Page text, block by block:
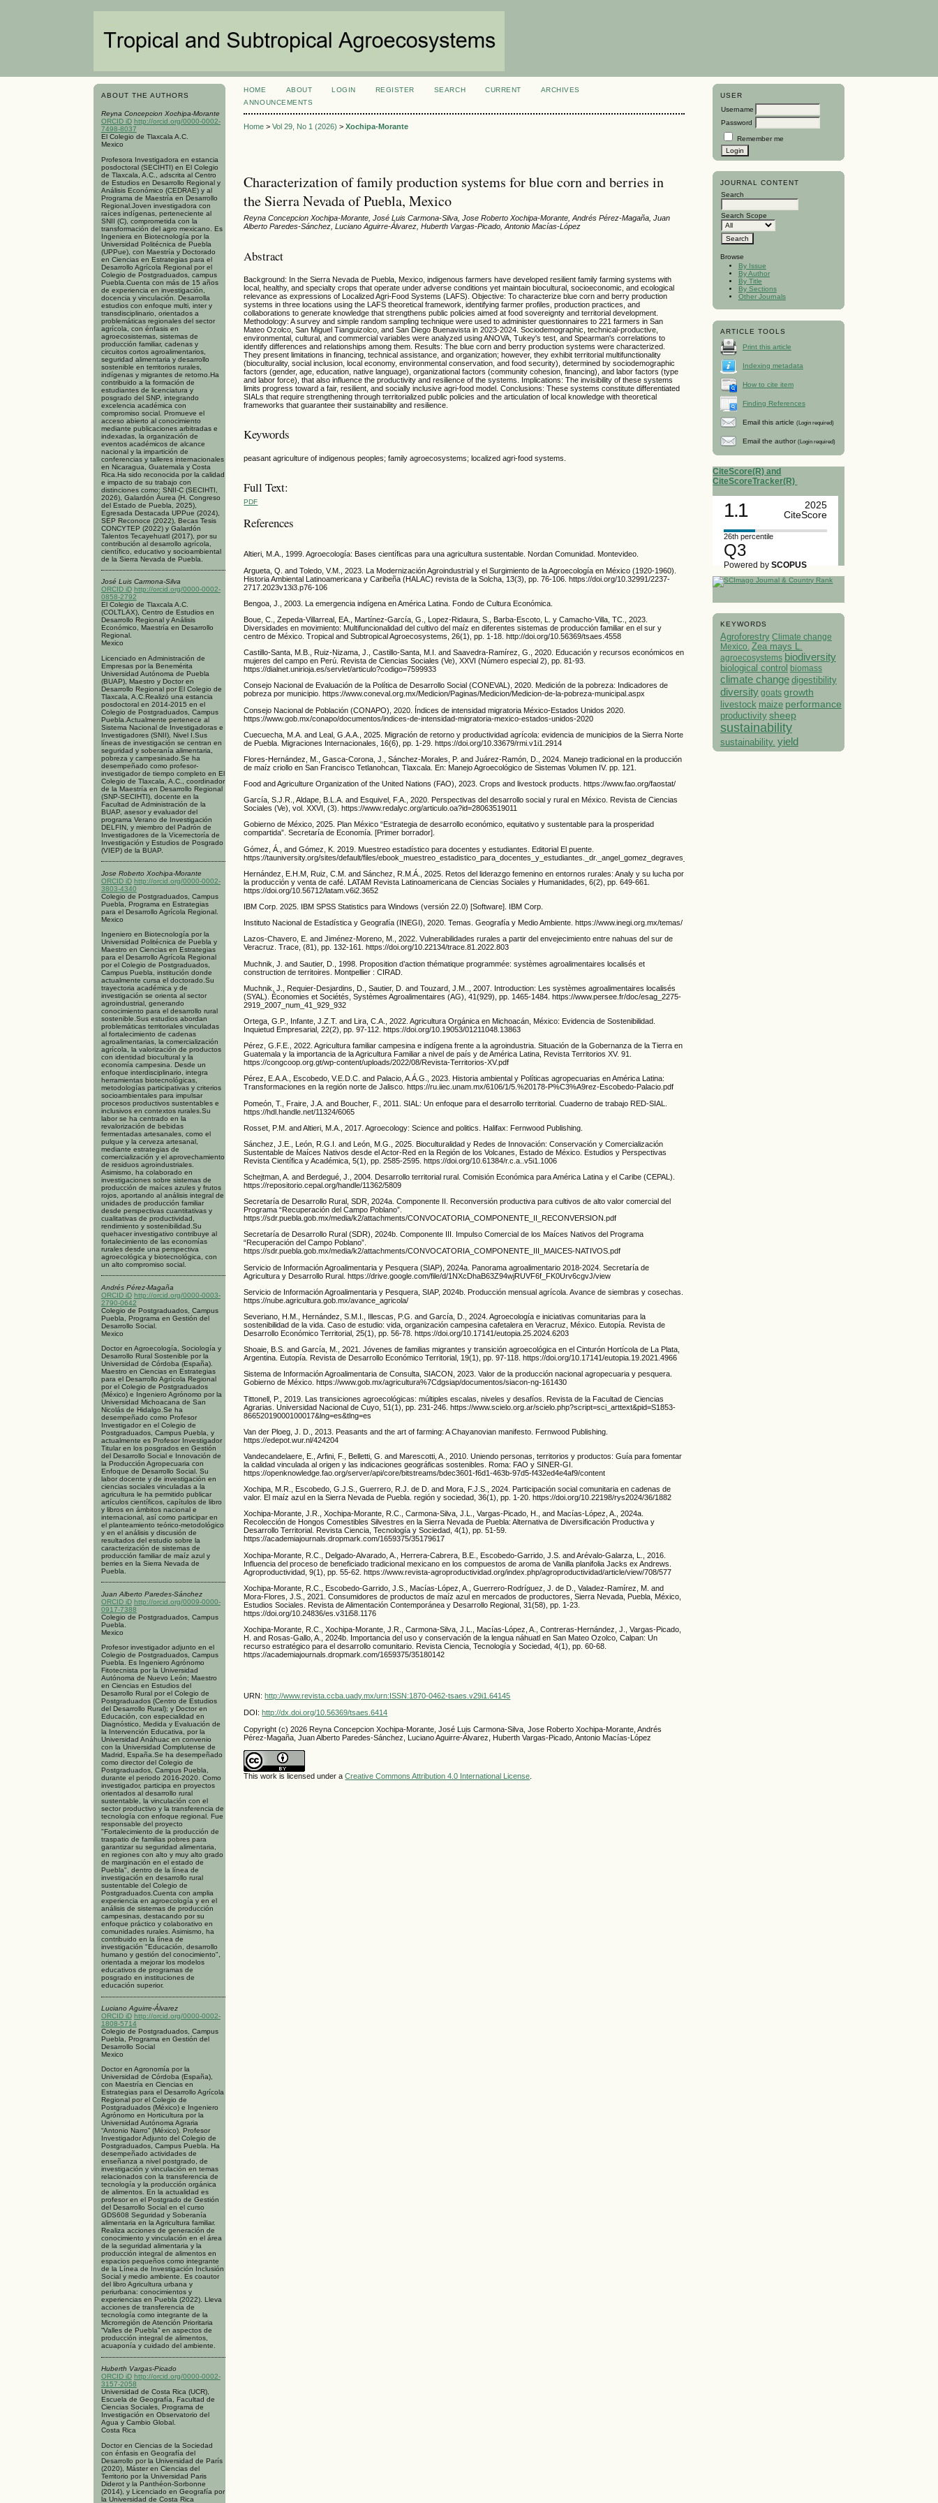
ABOUT THE AUTHORS
Reyna Concepcion Xochipa-Morante
ORCID iD http://orcid.org/0000-0002-
7498-8037
El Colegio de Tlaxcala A.C.
Mexico
Profesora Investigadora en estancia
posdoctoral (SECIHTI) en El Colegio
de Tlaxcala, A.C., adscrita al Centro
de Estudios en Desarrollo Regional y
Análisis Económico (CEDRAE) y al
Programa de Maestría en Desarrollo
Regional.Joven investigadora con
raíces indígenas, perteneciente al
SNII (C), comprometida con la
transformación del agro mexicano. Es
Ingeniera en Biotecnología por la
Universidad Politécnica de Puebla
(UPPue), con Maestría y Doctorado
en Ciencias en Estrategias para el
Desarrollo Agrícola Regional por el
Colegio de Postgraduados, campus
Puebla.Cuenta con más de 15 años
de experiencia en investigación,
docencia y vinculación. Desarrolla
estudios con enfoque multi, inter y
transdisciplinario, orientados a
problemáticas regionales del sector
agrícola, con énfasis en
agroecosistemas, sistemas de
producción familiar, cadenas y
circuitos cortos agroalimentarios,
seguridad alimentaria y desarrollo
sostenible en territorios rurales,
indígenas y migrantes de retorno.Ha
contribuido a la formación de
estudiantes de licenciatura y
posgrado del SNP, integrando
excelencia académica con
compromiso social. Promueve el
acceso abierto al conocimiento
mediante publicaciones arbitradas e
indexadas, la organización de
eventos académicos de alcance
nacional y la impartición de
conferencias y talleres internacionales
en Nicaragua, Guatemala y Costa
Rica.Ha sido reconocida por la calidad
e impacto de su trabajo con
distinciones como: SNII-C (SECIHTI,
2026), Galardón Áurea (H. Congreso
del Estado de Puebla, 2025),
Egresada Destacada UPPue (2024),
SEP Reconoce (2022), Becas Tesis
CONCYTEP (2022) y Galardón
Talentos Tecayehuatl (2017), por su
contribución al desarrollo agrícola,
científico, educativo y socioambiental
de la Sierra Nevada de Puebla.
José Luis Carmona-Silva
ORCID iD http://orcid.org/0000-0002-
0858-2792
El Colegio de Tlaxcala A.C.
(COLTLAX), Centro de Estudios en
Desarrollo Regional y Análisis
Económico, Maestría en Desarrollo
Regional.
Mexico
Licenciado en Administración de
Empresas por la Benemérita
Universidad Autónoma de Puebla
(BUAP), Maestro y Doctor en
Desarrollo Regional por El Colegio de
Tlaxcala, A.C.Realizó una estancia
posdoctoral en 2014-2015 en el
Colegio de Postgraduados, Campus
Puebla.Actualmente pertenece al
Sistema Nacional de Investigadoras e
Investigadores (SNII), Nivel I.Sus
líneas de investigación se centran en
seguridad y soberanía alimentaria,
pobreza y campesinado.Se ha
desempeñado como profesor-
investigador de tiempo completo en El
Colegio de Tlaxcala, A.C., coordinador
de la Maestría en Desarrollo Regional
(SNP-SECIHTI), docente en la
Facultad de Administración de la
BUAP, asesor y evaluador del
programa Verano de Investigación
DELFIN, y miembro del Padrón de
Investigadores de la Vicerrectoría de
Investigación y Estudios de Posgrado
(VIEP) de la BUAP.
Jose Roberto Xochipa-Morante
ORCID iD http://orcid.org/0000-0002-
3803-4340
Colegio de Postgraduados, Campus
Puebla, Programa en Estrategias
para el Desarrollo Agrícola Regional.
Mexico
Ingeniero en Biotecnología por la
Universidad Politécnica de Puebla y
Maestro en Ciencias en Estrategias
para el Desarrollo Agrícola Regional
por el Colegio de Postgraduados,
Campus Puebla, institución donde
actualmente cursa el doctorado.Su
trayectoria académica y de
investigación se orienta al sector
agroindustrial, generando
conocimiento para el desarrollo rural
sostenible.Sus estudios abordan
problemáticas territoriales vinculadas
al fortalecimiento de cadenas
agroalimentarias, la comercialización
agrícola, la valorización de productos
con identidad biocultural y la
economía campesina. Desde un
enfoque interdisciplinario, integra
herramientas biotecnológicas,
metodologías participativas y criterios
socioambientales para impulsar
procesos productivos sustentables e
inclusivos en contextos rurales.Su
labor se ha centrado en la
revalorización de bebidas
fermentadas artesanales, como el
pulque y la cerveza artesanal,
mediante estrategias de
comercialización y el aprovechamiento
de residuos agroindustriales.
Asimismo, ha colaborado en
investigaciones sobre sistemas de
producción de maíces azules y frutos
rojos, aportando al análisis integral de
unidades de producción familiar
desde perspectivas cuantitativas y
cualitativas de productividad,
rendimiento y sostenibilidad.Su
quehacer investigativo contribuye al
fortalecimiento de las economías
rurales desde una perspectiva
agroecológica y biotecnológica, con
un alto compromiso social.
Andrés Pérez-Magaña
ORCID iD http://orcid.org/0000-0003-
2790-0642
Colegio de Postgraduados, Campus
Puebla, Programa en Gestión del
Desarrollo Social.
Mexico
Doctor en Agroecología, Sociología y
Desarrollo Rural Sostenible por la
Universidad de Córdoba (España).
Maestro en Ciencias en Estrategias
para el Desarrollo Agrícola Regional
por el Colegio de Postgraduados
(México) e Ingeniero Agrónomo por la
Universidad Michoacana de San
Nicolás de Hidalgo.Se ha
desempeñado como Profesor
Investigador en el Colegio de
Postgraduados, Campus Puebla, y
actualmente es Profesor Investigador
Titular en los posgrados en Gestión
del Desarrollo Social e Innovación de
la Producción Agropecuaria con
Enfoque de Desarrollo Social. Su
labor docente y de investigación en
ciencias sociales vinculadas a la
agricultura le ha permitido publicar
artículos científicos, capítulos de libro
y libros en ámbitos nacional e
internacional, así como participar en
el planteamiento teórico-metodológico
y en el análisis y discusión de
resultados del estudio sobre la
caracterización de sistemas de
producción familiar de maíz azul y
berries en la Sierra Nevada de
Puebla.
Juan Alberto Paredes-Sánchez
ORCID iD http://orcid.org/0009-0000-
0917-7388
Colegio de Postgraduados, Campus
Puebla.
Mexico
Profesor investigador adjunto en el
Colegio de Postgraduados, Campus
Puebla. Es Ingeniero Agrónomo
Fitotecnista por la Universidad
Autónoma de Nuevo León; Maestro
en Ciencias en Estudios del
Desarrollo Rural por el Colegio de
Postgraduados (Centro de Estudios
del Desarrollo Rural); y Doctor en
Educación, con especialidad en
Diagnóstico, Medida y Evaluación de
la Intervención Educativa, por la
Universidad Anáhuac en convenio
con la Universidad Complutense de
Madrid, España.Se ha desempeñado
como director del Colegio de
Postgraduados, Campus Puebla,
durante el periodo 2016-2020. Como
investigador, participa en proyectos
orientados al desarrollo rural
sustentable, la vinculación con el
sector productivo y la transferencia de
tecnología con enfoque regional. Fue
responsable del proyecto
"Fortalecimiento de la producción de
traspatio de familias pobres para
garantizar su seguridad alimentaria,
en regiones con alto y muy alto grado
de marginación en el estado de
Puebla", dentro de la línea de
investigación en desarrollo rural
sustentable del Colegio de
Postgraduados.Cuenta con amplia
experiencia en agroecología y en el
análisis de sistemas de producción
campesinas, destacando por su
enfoque práctico y colaborativo en
comunidades rurales. Asimismo, ha
contribuido en la línea de
investigación "Educación, desarrollo
humano y gestión del conocimiento",
orientada a mejorar los modelos
educativos de programas de
posgrado en instituciones de
educación superior.
Luciano Aguirre-Álvarez
ORCID iD http://orcid.org/0000-0002-
1808-5714
Colegio de Postgraduados, Campus
Puebla, Programa en Gestión del
Desarrollo Social
Mexico
Doctor en Agronomía por la
Universidad de Córdoba (España),
con Maestría en Ciencias en
Estrategias para el Desarrollo Agrícola
Regional por el Colegio de
Postgraduados (México) e Ingeniero
Agrónomo en Horticultura por la
Universidad Autónoma Agraria
“Antonio Narro” (México). Profesor
Investigador Adjunto del Colegio de
Postgraduados, Campus Puebla. Ha
desempeñado actividades de
enseñanza a nivel postgrado, de
investigación y vinculación en temas
relacionados con la transferencia de
tecnología y la producción orgánica
de alimentos. En la actualidad es
profesor en el Postgrado de Gestión
del Desarrollo Social en el curso
GDS608 Seguridad y Soberanía
alimentaria en la Agricultura familiar.
Realiza acciones de generación de
conocimiento y vinculación en el área
de la seguridad alimentaria y la
producción integral de alimentos en
espacios pequeños como integrante
de la Línea de Investigación Inclusión
Social y medio ambiente. Es coautor
del libro Agricultura urbana y
periurbana: conocimientos y
experiencias en Puebla (2022). Lleva
acciones de transferencia de
tecnología como integrante de la
Microrregión de Atención Prioritaria
“Valles de Puebla” en aspectos de
producción integral de alimentos,
acuaponía y cuidado del ambiente.
Huberth Vargas-Picado
ORCID iD http://orcid.org/0000-0002-
3157-2058
Universidad de Costa Rica (UCR),
Escuela de Geografía, Facultad de
Ciencias Sociales, Programa de
Investigación en Observatorio del
Agua y Cambio Global.
Costa Rica
Doctor en Ciencias de la Sociedad
con énfasis en Geografía del
Desarrollo por la Universidad de París
(2020), Máster en Ciencias del
Territorio por la Universidad Paris
Diderot y la Panthéon-Sorbonne
(2014), y Licenciado en Geografía por
la Universidad de Costa Rica
USER
Username
Password
Remember me
JOURNAL CONTENT
Search
Search Scope
Browse
By Issue
By Author
By Title
By Sections
Other Journals
ARTICLE TOOLS
Print this article
Indexing metadata
How to cite item
Finding References
Email this article (Login required)
Email the author (Login required)
CiteScore(R) and
CiteScoreTracker(R)
1.1
2025
CiteScore
26th percentile
Q3
Powered bySCOPUS
KEYWORDS
Agroforestry Climate change
Mexico. Zea mays L.
agroecosystems biodiversity
biological control biomass
climate change digestibility
diversity goats growth
livestock maize performance
productivity sheep
sustainability
sustainability. yield
HOME ABOUT LOGIN REGISTER SEARCH CURRENT
ARCHIVES
ANNOUNCEMENTS
Home >Vol 29, No 1 (2026) >Xochipa-Morante
Characterization of family production systems for blue corn and berries in
the Sierra Nevada of Puebla, Mexico
Reyna Concepcion Xochipa-Morante, José Luis Carmona-Silva, Jose Roberto Xochipa-Morante, Andrés Pérez-Magaña, Juan
Alberto Paredes-Sánchez, Luciano Aguirre-Álvarez, Huberth Vargas-Picado, Antonio Macías-López
Abstract
Background: In the Sierra Nevada de Puebla, Mexico, indigenous farmers have developed resilient family farming systems with
local, healthy, and specialty crops that operate under adverse conditions yet maintain biocultural, socioeconomic, and ecological
relevance as expressions of Localized Agri-Food Systems (LAFS). Objective: To characterize blue corn and berry production
systems in three locations using the LAFS theoretical framework, identifying farmer profiles, production practices, and
collaborations to generate knowledge that strengthens public policies aimed at food sovereignty and territorial development.
Methodology: A survey and simple random sampling technique were used to administer questionnaires to 221 farmers in San
Mateo Ozolco, San Miguel Tianguizolco, and San Diego Buenavista in 2023-2024. Sociodemographic, technical-productive,
environmental, cultural, and commercial variables were analyzed using ANOVA, Tukey's test, and Spearman's correlations to
identify differences and relationships among them. Results: The blue corn and berry production systems were characterized.
They present limitations in financing, technical assistance, and organization; however, they exhibit territorial multifunctionality
(bioculturality, social inclusion, local economy, environmental conservation, and food security), determined by sociodemographic
factors (gender, age, education, native language), organizational factors (community cohesion, financing), and labor factors (type
and labor force), that also influence the productivity and resilience of the systems. Implications: The invisibility of these systems
limits progress toward a fair, resilient, and socially inclusive agri-food model. Conclusions: These systems constitute differentiated
SIALs that require strengthening through territorialized public policies and the articulation of local knowledge with theoretical
frameworks that guarantee their sustainability and resilience.
Keywords
peasant agriculture of indigenous peoples; family agroecosystems; localized agri-food systems.
Full Text:
PDF
References
Altieri, M.A., 1999. Agroecología: Bases científicas para una agricultura sustentable. Nordan Comunidad. Montevideo.
Argueta, Q. and Toledo, V.M., 2023. La Modernización Agroindustrial y el Surgimiento de la Agroecología en México (1920-1960).
Historia Ambiental Latinoamericana y Caribeña (HALAC) revista de la Solcha, 13(3), pp. 76-106. https://doi.org/10.32991/2237-
2717.2023v13i3.p76-106
Bengoa, J., 2003. La emergencia indígena en América Latina. Fondo de Cultura Económica.
Boue, C., Zepeda-Villarreal, EA., Martínez-García, G., Lopez-Ridaura, S., Barba-Escoto, L. y Camacho-Villa, TC., 2023.
Diversidades en movimiento: Multifuncionalidad del cultivo del maíz en diferentes sistemas de producción familiar en el sur y
centro de México. Tropical and Subtropical Agroecosystems, 26(1), pp. 1-18. http://doi.org/10.56369/tsaes.4558
Castillo-Santa, M.B., Ruiz-Nizama, J., Castillo-Santa, M.I. and Saavedra-Ramírez, G., 2020. Educación y recursos económicos en
mujeres del campo en Perú. Revista de Ciencias Sociales (Ve), XXVI (Número especial 2), pp. 81-93.
https://dialnet.unirioja.es/servlet/articulo?codigo=7599933
Consejo Nacional de Evaluación de la Política de Desarrollo Social (CONEVAL), 2020. Medición de la pobreza: Indicadores de
pobreza por municipio. https://www.coneval.org.mx/Medicion/Paginas/Medicion/Medicion-de-la-pobreza-municipal.aspx
Consejo Nacional de Población (CONAPO), 2020. Índices de intensidad migratoria México-Estados Unidos 2020.
https://www.gob.mx/conapo/documentos/indices-de-intensidad-migratoria-mexico-estados-unidos-2020
Cuecuecha, M.A. and Leal, G.A.A., 2025. Migración de retorno y productividad agrícola: evidencia de municipios de la Sierra Norte
de Puebla. Migraciones Internacionales, 16(6), pp. 1-29. https://doi.org/10.33679/rmi.v1i1.2914
Flores-Hernández, M., Gasca-Corona, J., Sánchez-Morales, P. and Juárez-Ramón, D., 2024. Manejo tradicional en la producción
de maíz criollo en San Francisco Tetlanohcan, Tlaxcala. En: Manejo Agroecológico de Sistemas Volumen IV. pp. 121.
Food and Agriculture Organization of the United Nations (FAO), 2023. Crops and livestock products. https://www.fao.org/faostat/
García, S.J.R., Aldape, B.L.A. and Esquivel, F.A., 2020. Perspectivas del desarrollo social y rural en México. Revista de Ciencias
Sociales (Ve), vol. XXVI, (3). https://www.redalyc.org/articulo.oa?id=28063519011
Gobierno de México, 2025. Plan México “Estrategia de desarrollo económico, equitativo y sustentable para la prosperidad
compartida”. Secretaría de Economía. [Primer borrador].
Gómez, Á., and Gómez, K. 2019. Muestreo estadístico para docentes y estudiantes. Editorial El puente.
https://tauniversity.org/sites/default/files/ebook_muestreo_estadistico_para_docentes_y_estudiantes._dr._angel_gomez_degraves_y_prof._karine_gomez_marquina.pdf
Hernández, E.H.M, Ruiz, C.M. and Sánchez, R.M.Á., 2025. Retos del liderazgo femenino en entornos rurales: Analy y su lucha por
la producción y venta de café. LATAM Revista Latinoamericana de Ciencias Sociales y Humanidades, 6(2), pp. 649-661.
https://doi.org/10.56712/latam.v6i2.3652
IBM Corp. 2025. IBM SPSS Statistics para Windows (versión 22.0) [Software]. IBM Corp.
Instituto Nacional de Estadística y Geografía (INEGI), 2020. Temas. Geografía y Medio Ambiente. https://www.inegi.org.mx/temas/
Lazos-Chavero, E. and Jiménez-Moreno, M., 2022. Vulnerabilidades rurales a partir del envejecimiento entre nahuas del sur de
Veracruz. Trace, (81), pp. 132-161. https://doi.org/10.22134/trace.81.2022.803
Muchnik, J. and Sautier, D., 1998. Proposition d’action thématique programmée: systèmes agroalimentaires localisés et
construction de territoires. Montpellier : CIRAD.
Muchnik, J., Requier-Desjardins, D., Sautier, D. and Touzard, J.M.., 2007. Introduction: Les systèmes agroalimentaires localisés
(SYAL). Économies et Sociétés, Systèmes Agroalimentaires (AG), 41(929), pp. 1465-1484. https://www.persee.fr/doc/esag_2275-
2919_2007_num_41_929_932
Ortega, G.P., Infante, J.Z.T. and Lira, C.A., 2022. Agricultura Orgánica en Michoacán, México: Evidencia de Sostenibilidad.
Inquietud Empresarial, 22(2), pp. 97-112. https://doi.org/10.19053/01211048.13863
Pérez, G.F.E., 2022. Agricultura familiar campesina e indígena frente a la agroindustria. Situación de la Gobernanza de la Tierra en
Guatemala y la importancia de la Agricultura Familiar a nivel de país y de América Latina, Revista Territorios XV. 91.
https://congcoop.org.gt/wp-content/uploads/2022/08/Revista-Territorios-XV.pdf
Pérez, E.A.A., Escobedo, V.E.D.C. and Palacio, A.Á.G., 2023. Historia ambiental y Políticas agropecuarias en América Latina:
Transformaciones en la región norte de Jalisco. https://ru.iiec.unam.mx/6106/1/5.%20178-P%C3%A9rez-Escobedo-Palacio.pdf
Pomeón, T., Fraire, J.A. and Boucher, F., 2011. SIAL: Un enfoque para el desarrollo territorial. Cuaderno de trabajo RED-SIAL.
https://hdl.handle.net/11324/6065
Rosset, P.M. and Altieri, M.A., 2017. Agroecology: Science and politics. Halifax: Fernwood Publishing.
Sánchez, J.E., León, R.G.I. and León, M.G., 2025. Bioculturalidad y Redes de Innovación: Conservación y Comercialización
Sustentable de Maíces Nativos desde el Actor-Red en la Región de los Volcanes, Estado de México. Estudios y Perspectivas
Revista Científica y Académica, 5(1), pp. 2585-2595. https://doi.org/10.61384/r.c.a..v5i1.1006
Schejtman, A. and Berdegué, J., 2004. Desarrollo territorial rural. Comisión Económica para América Latina y el Caribe (CEPAL).
https://repositorio.cepal.org/handle/11362/5809
Secretaría de Desarrollo Rural, SDR, 2024a. Componente II. Reconversión productiva para cultivos de alto valor comercial del
Programa “Recuperación del Campo Poblano”.
https://sdr.puebla.gob.mx/media/k2/attachments/CONVOCATORIA_COMPONENTE_II_RECONVERSION.pdf
Secretaría de Desarrollo Rural (SDR), 2024b. Componente III. Impulso Comercial de los Maíces Nativos del Programa
“Recuperación del Campo Poblano”.
https://sdr.puebla.gob.mx/media/k2/attachments/CONVOCATORIA_COMPONENTE_III_MAICES-NATIVOS.pdf
Servicio de Información Agroalimentaria y Pesquera (SIAP), 2024a. Panorama agroalimentario 2018-2024. Secretaría de
Agricultura y Desarrollo Rural. https://drive.google.com/file/d/1NXcDhaB63Z94wjRUVF6f_FK0Urv6cgvJ/view
Servicio de Información Agroalimentaria y Pesquera, SIAP, 2024b. Producción mensual agrícola. Avance de siembras y cosechas.
https://nube.agricultura.gob.mx/avance_agricola/
Severiano, H.M., Hernández, S.M.I., Illescas, P.G. and García, D., 2024. Agroecología e iniciativas comunitarias para la
sostenibilidad de la vida. Caso de estudio: vida, organización campesina cafetalera en Veracruz, México. Eutopía. Revista de
Desarrollo Económico Territorial, 25(1), pp. 56-78. https://doi.org/10.17141/eutopia.25.2024.6203
Shoaie, B.S. and García, M., 2021. Jóvenes de familias migrantes y transición agroecológica en el Cinturón Hortícola de La Plata,
Argentina. Eutopía. Revista de Desarrollo Económico Territorial, 19(1), pp. 97-118. https://doi.org/10.17141/eutopia.19.2021.4966
Sistema de Información Agroalimentaria de Consulta, SIACON, 2023. Valor de la producción nacional agropecuaria y pesquera.
Gobierno de México. https://www.gob.mx/agricultura%7Cdgsiap/documentos/siacon-ng-161430
Tittonell, P., 2019. Las transiciones agroecológicas: múltiples escalas, niveles y desafíos. Revista de la Facultad de Ciencias
Agrarias. Universidad Nacional de Cuyo, 51(1), pp. 231-246. https://www.scielo.org.ar/scielo.php?script=sci_arttext&pid=S1853-
86652019000100017&lng=es&tlng=es
Van der Ploeg, J. D., 2013. Peasants and the art of farming: A Chayanovian manifesto. Fernwood Publishing.
https://edepot.wur.nl/424204
Vandecandelaere, E., Arfini, F., Belletti, G. and Marescotti, A., 2010. Uniendo personas, territorios y productos: Guía para fomentar
la calidad vinculada al origen y las indicaciones geográficas sostenibles. Roma: FAO y SINER-GI.
https://openknowledge.fao.org/server/api/core/bitstreams/bdec3601-f6d1-463b-97d5-f432ed4e4af9/content
Xochipa, M.R., Escobedo, G.J.S., Guerrero, R.J. de D. and Mora, F.J.S., 2024. Participación social comunitaria en cadenas de
valor. El maíz azul en la Sierra Nevada de Puebla. región y sociedad, 36(1), pp. 1-20. https://doi.org/10.22198/rys2024/36/1882
Xochipa-Morante, J.R., Xochipa-Morante, R.C., Carmona-Silva, J.L., Vargas-Picado, H., and Macías-López, A., 2024a.
Recolección de Hongos Comestibles Silvestres en la Sierra Nevada de Puebla: Alternativa de Diversificación Productiva y
Desarrollo Territorial. Revista Ciencia, Tecnología y Sociedad, 4(1), pp. 51-59.
https://academiajournals.dropmark.com/1659375/35179617
Xochipa-Morante, R.C., Delgado-Alvarado, A., Herrera-Cabrera, B.E., Escobedo-Garrido, J.S. and Arévalo-Galarza, L., 2016.
Influencia del proceso de beneficiado tradicional mexicano en los compuestos de aroma de Vanilla planifolia Jacks ex Andrews.
Agroproductividad, 9(1), pp. 55-62. https://www.revista-agroproductividad.org/index.php/agroproductividad/article/view/708/577
Xochipa-Morante, R.C., Escobedo-Garrido, J.S., Macías-López, A., Guerrero-Rodríguez, J. de D., Valadez-Ramírez, M. and
Mora-Flores, J.S., 2021. Consumidores de productos de maíz azul en mercados de productores, Sierra Nevada, Puebla, México,
Estudios Sociales. Revista de Alimentación Contemporánea y Desarrollo Regional, 31(58), pp. 1-23.
https://doi.org/10.24836/es.v31i58.1176
Xochipa-Morante, R.C., Xochipa-Morante, J.R., Carmona-Silva, J.L., Macías-López, A., Contreras-Hernández, J., Vargas-Picado,
H. and Rosas-Gallo, A., 2024b. Importancia del uso y conservación de la lengua náhuatl en San Mateo Ozolco, Calpan: Un
recurso estratégico para el desarrollo comunitario. Revista Ciencia, Tecnología y Sociedad, 4(1), pp. 60-68.
https://academiajournals.dropmark.com/1659375/35180142
URN:http://www.revista.ccba.uady.mx/urn:ISSN:1870-0462-tsaes.v29i1.64145
DOI:http://dx.doi.org/10.56369/tsaes.6414
Copyright (c) 2026 Reyna Concepcion Xochipa-Morante, José Luis Carmona-Silva, Jose Roberto Xochipa-Morante, Andrés
Pérez-Magaña, Juan Alberto Paredes-Sánchez, Luciano Aguirre-Álvarez, Huberth Vargas-Picado, Antonio Macías-López
This work is licensed under aCreative Commons Attribution 4.0 International License